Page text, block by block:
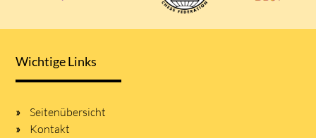
Wichtige Links
Seitenübersicht
Kontakt